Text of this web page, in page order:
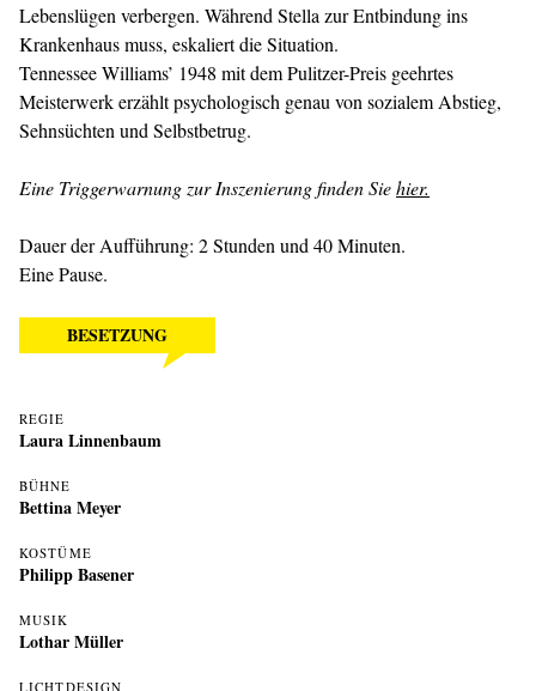
BESETZUNG
REGIE
Laura Linnenbaum
BÜHNE
Bettina Meyer
KOSTÜME
Philipp Basener
MUSIK
Lothar Müller
LICHTDESIGN
Lebenslügen verbergen. Während Stella zur Entbindung ins
Krankenhaus muss, eskaliert die Situation.
Tennessee Williams’ 1948 mit dem Pulitzer-Preis geehrtes
Meisterwerk erzählt psychologisch genau von sozialem Abstieg,
Sehnsüchten und Selbstbetrug.
Eine Triggerwarnung zur Inszenierung finden Siehier.
Dauer der Aufführung: 2 Stunden und 40 Minuten.
Eine Pause.